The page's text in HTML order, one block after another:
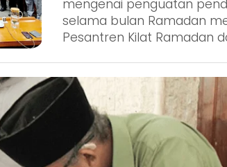
mengenai penguatan
selama bulan Ramadan
Pesantren Kilat Ramadan